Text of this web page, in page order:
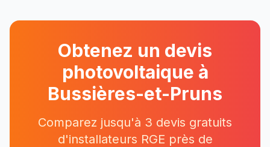
Obtenez un devis
photovoltaique à
Bussières-et-Pruns
Comparez jusqu'à 3 devis gratuits
d'installateurs RGE près de